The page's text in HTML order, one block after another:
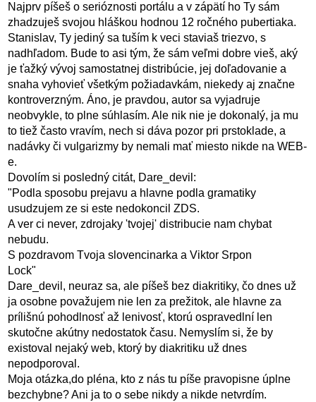
Najprv píšeš o serióznosti portálu a v zápätí ho Ty sám
zhadzuješ svojou hláškou hodnou 12 ročného pubertiaka.
Stanislav, Ty jediný sa tuším k veci staviaš triezvo, s
nadhľadom. Bude to asi tým, že sám veľmi dobre vieš, aký
je ťažký vývoj samostatnej distribúcie, jej doľadovanie a
snaha vyhovieť všetkým požiadavkám, niekedy aj značne
kontroverzným. Áno, je pravdou, autor sa vyjadruje
neobvykle, to plne súhlasím. Ale nik nie je dokonalý, ja mu
to tiež často vravím, nech si dáva pozor pri prstoklade, a
nadávky či vulgarizmy by nemali mať miesto nikde na WEB-
e.
Dovolím si posledný citát, Dare_devil:
"Podla sposobu prejavu a hlavne podla gramatiky
usudzujem ze si este nedokoncil ZDS.
A ver ci never, zdrojaky 'tvojej' distribucie nam chybat
nebudu.
S pozdravom Tvoja slovencinarka a Viktor Srpon
Lock"
Dare_devil, neuraz sa, ale píšeš bez diakritiky, čo dnes už
ja osobne považujem nie len za prežitok, ale hlavne za
prílišnú pohodlnosť až lenivosť, ktorú ospravedlní len
skutočne akútny nedostatok času. Nemyslím si, že by
existoval nejaký web, ktorý by diakritiku už dnes
nepodporoval.
Moja otázka,do pléna, kto z nás tu píše pravopisne úplne
bezchybne? Ani ja to o sebe nikdy a nikde netvrdím.